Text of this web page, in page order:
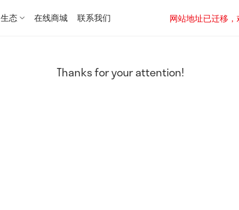
生态 在线商城 联系我们
网站地址已迁移
Thanks for your attention!